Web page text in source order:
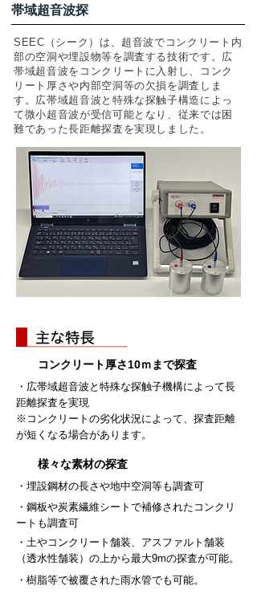
帯域超音波探
SEEC（シーク）は、超音波でコンクリート内
部の空洞や埋設物等を調査する技術です。広
帯域超音波をコンクリートに入射し、コンク
リート厚さや内部空洞等の欠損を調査しま
す。広帯域超音波と特殊な探触子構造によっ
て微小超音波が受信可能となり、従来では困
難であった長距離探査を実現しました。
コンクリート厚さ10ｍまで探査
・広帯域超音波と特殊な探触子機構によって長
距離探査を実現
※コンクリートの劣化状況によって、探査距離
が短くなる場合があります。
様々な素材の探査
・埋設鋼材の長さや地中空洞等も調査可
・鋼板や炭素繊維シートで補修されたコンクリ
ートも調査可
・土やコンクリート舗装、アスファルト舗装
（透水性舗装）の上から最大9mの探査が可能。
​・樹脂等で被覆された雨水管でも可能。